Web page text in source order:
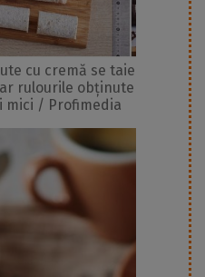
cu cremă se taie
rulourile obținute
mici / Profimedia